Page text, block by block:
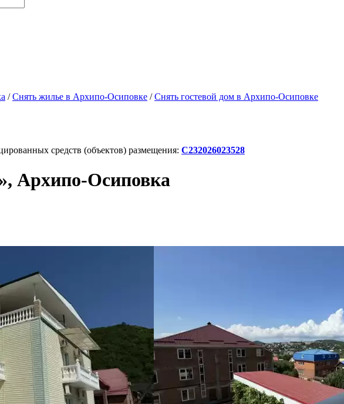
/Снять жилье в Архипо-Осиповке /Снять гостевой дом в Архипо-Осиповке
средств (объектов) размещения: С232026023528
Архипо-Осиповка